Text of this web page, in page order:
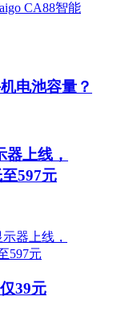
电池容量？
上线，
597元
39元